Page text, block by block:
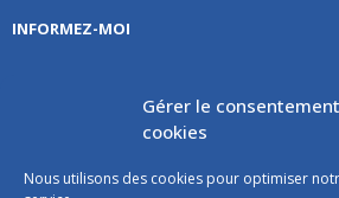
Gérer le
cookies
Nous utilisons des cookies pour optimiser
INFORMEZ-MOI
Inscrivez vous à notre newsletter et
mois de nos nouvelles, aucun spam